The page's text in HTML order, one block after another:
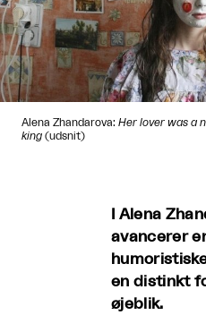
Alena Zhandarova: Her lover was a
king (udsnit)
I Alena
avancerer
en distinkt
øjeblik.